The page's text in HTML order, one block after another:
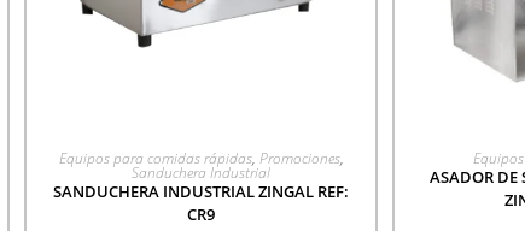
AGREGAR A COTIZACIÓN
Equipos para comidas rápidas, Promociones,
Sanduchera Industrial
SANDUCHERA INDUSTRIAL ZINGAL REF:
CR9
ASADOR DE